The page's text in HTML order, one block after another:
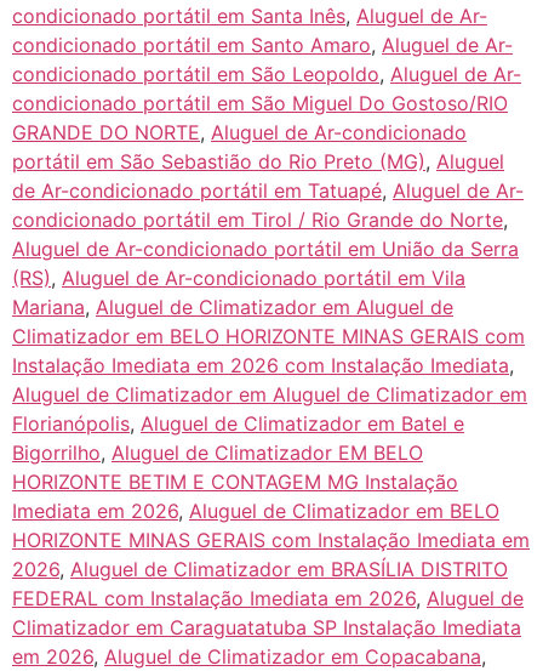
condicionado portátil em Santa Inês, Aluguel de Ar-
condicionado portátil em Santo Amaro, Aluguel de Ar-
condicionado portátil em São Leopoldo, Aluguel de Ar-
condicionado portátil em São Miguel Do Gostoso/RIO
GRANDE DO NORTE, Aluguel de Ar-condicionado
portátil em São Sebastião do Rio Preto (MG), Aluguel
de Ar-condicionado portátil em Tatuapé, Aluguel de Ar-
condicionado portátil em Tirol / Rio Grande do Norte,
Aluguel de Ar-condicionado portátil em União da Serra
(RS), Aluguel de Ar-condicionado portátil em Vila
Mariana, Aluguel de Climatizador em Aluguel de
Climatizador em BELO HORIZONTE MINAS GERAIS com
Instalação Imediata em 2026 com Instalação Imediata,
Aluguel de Climatizador em Aluguel de Climatizador em
Florianópolis, Aluguel de Climatizador em Batel e
Bigorrilho, Aluguel de Climatizador EM BELO
HORIZONTE BETIM E CONTAGEM MG Instalação
Imediata em 2026, Aluguel de Climatizador em BELO
HORIZONTE MINAS GERAIS com Instalação Imediata em
2026, Aluguel de Climatizador em BRASÍLIA DISTRITO
FEDERAL com Instalação Imediata em 2026, Aluguel de
Climatizador em Caraguatatuba SP Instalação Imediata
em 2026, Aluguel de Climatizador em Copacabana,